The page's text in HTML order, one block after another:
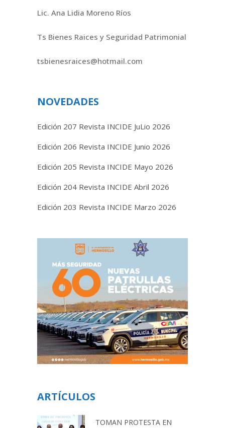
Lic. Ana Lidia Moreno Ríos
Ts Bienes Raices y Seguridad Patrimonial
tsbienesraices@hotmail.com
NOVEDADES
Edición 207 Revista INCIDE JuLio 2026
Edición 206 Revista INCIDE Junio 2026
Edición 205 Revista INCIDE Mayo 2026
Edición 204 Revista INCIDE Abril 2026
Edición 203 Revista INCIDE Marzo 2026
ARTÍCULOS
TOMAN PROTESTA EN